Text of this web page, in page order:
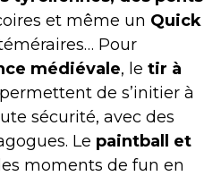
et même un Quick
Pour
médiévale, le tir à
permettent de s’initier à
sécurité, avec des
Le paintball et
moments de fun en